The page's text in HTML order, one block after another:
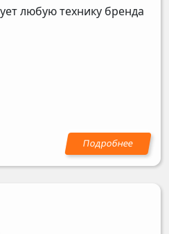
любую технику бренда